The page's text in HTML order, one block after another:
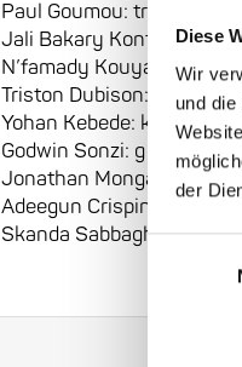
Diese
Wir
und
der
Paul Goumou: tr
Jali Bakary Konte:
N’famady Kouyaté:
Triston Dubison: dr
Yohan Kebede: kb
Godwin Sonzi: g
Jonathan Monga Moko: b
Adeegun Crispin Spry:
Skanda Sabbagh: